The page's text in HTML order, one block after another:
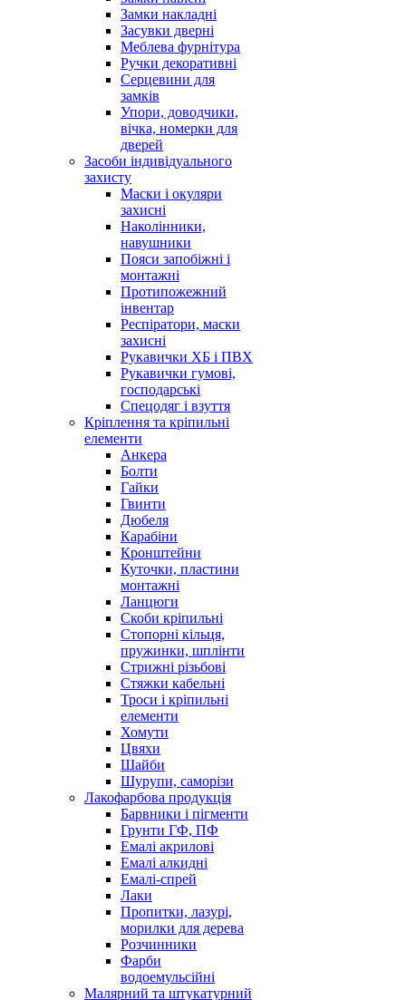
Замки накладні
Засувки дверні
Меблева фурнітура
Ручки декоративні
Серцевини для
замків
Упори, доводчики,
вічка, номерки для
дверей
Засоби індивідуального
захисту
Маски і окуляри
захисні
Наколінники,
навушники
Пояси запобіжні і
монтажні
Протипожежний
інвентар
Респіратори, маски
захисні
Рукавички ХБ і ПВХ
Рукавички гумові,
господарські
Спецодяг і взуття
Кріплення та кріпильні
елементи
Анкера
Болти
Гайки
Гвинти
Дюбеля
Карабіни
Кронштейни
Куточки, пластини
монтажні
Ланцюги
Скоби кріпильні
Стопорні кільця,
пружинки, шплінти
Стрижні різьбові
Стяжки кабельні
Троси і кріпильні
елементи
Хомути
Цвяхи
Шайби
Шурупи, саморізи
Лакофарбова продукція
Барвники і пігменти
Грунти ГФ, ПФ
Емалі акрилові
Емалі алкидні
Емалі-спрей
Лаки
Пропитки, лазурі,
морилки для дерева
Розчинники
Фарби
водоемульсійні
Малярний та штукатурний